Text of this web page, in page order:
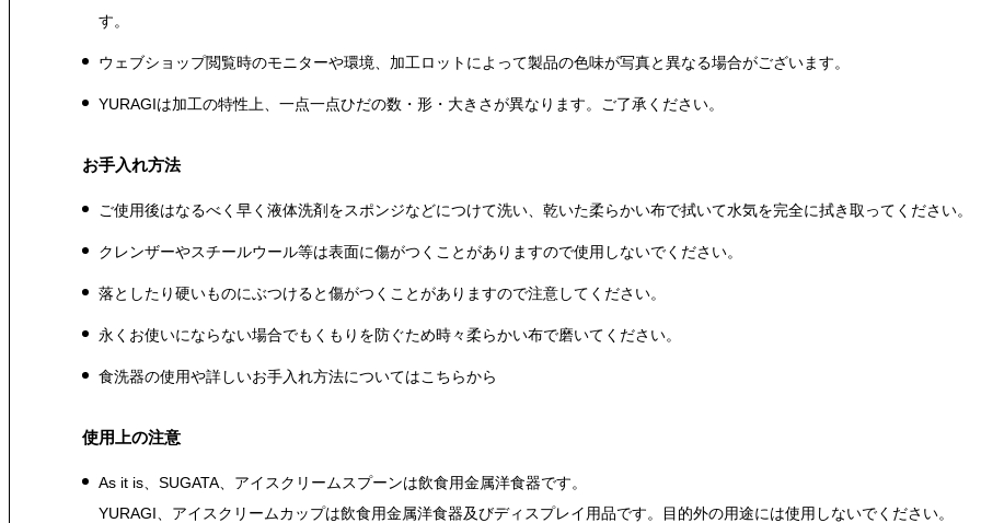
す。
ウェブショップ閲覧時のモニターや環境、加工ロットによって製品の色味が写真と異なる場合がございます。
YURAGIは加工の特性上、一点一点ひだの数・形・大きさが異なります。ご了承ください。
お手入れ方法
ご使用後はなるべく早く液体洗剤をスポンジなどにつけて洗い、乾いた柔らかい布で拭いて水気を完全に拭き取ってください。
クレンザーやスチールウール等は表面に傷がつくことがありますので使用しないでください。
落としたり硬いものにぶつけると傷がつくことがありますので注意してください。
永くお使いにならない場合でもくもりを防ぐため時々柔らかい布で磨いてください。
食洗器の使用や詳しいお手入れ方法についてはこちらから
使用上の注意
As it is、SUGATA、アイスクリームスプーンは飲食用金属洋食器です。
YURAGI、アイスクリームカップは飲食用金属洋食器及びディスプレイ用品です。目的外の用途には使用しないでください。